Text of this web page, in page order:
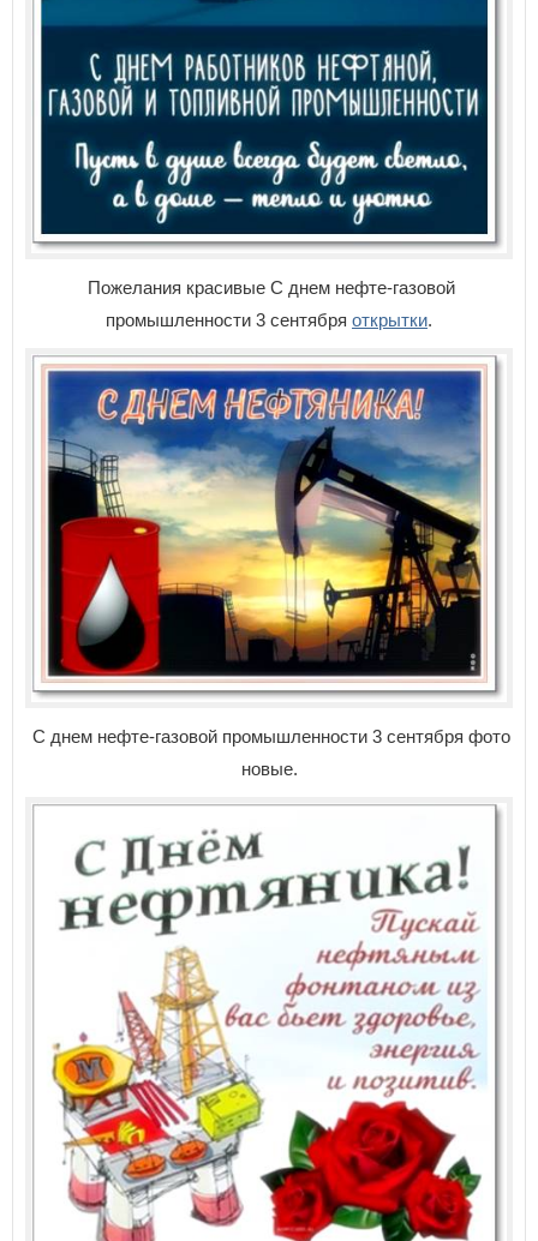
Пожелания красивые С днем нефте-газовой
промышленности 3 сентября открытки.
С днем нефте-газовой промышленности 3 сентября фото
новые.